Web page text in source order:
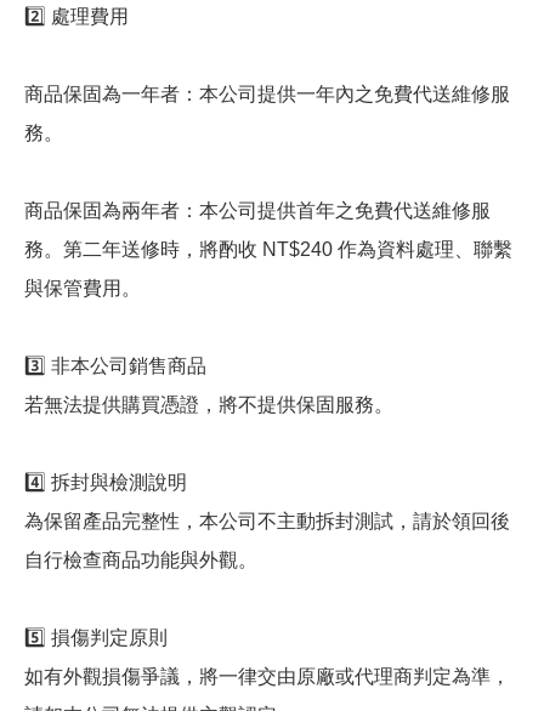
2️⃣ 處理費用
商品保固為一年者：本公司提供一年內之免費代送維修服
務。
商品保固為兩年者：本公司提供首年之免費代送維修服
務。第二年送修時，將酌收 NT$240 作為資料處理、聯繫
與保管費用。
3️⃣ 非本公司銷售商品
若無法提供購買憑證，將不提供保固服務。
4️⃣ 拆封與檢測說明
為保留產品完整性，本公司不主動拆封測試，請於領回後
自行檢查商品功能與外觀。
5️⃣ 損傷判定原則
如有外觀損傷爭議，將一律交由原廠或代理商判定為準，